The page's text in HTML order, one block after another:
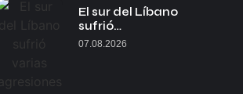
El sur del Líbano
sufrió…
07.08.2026